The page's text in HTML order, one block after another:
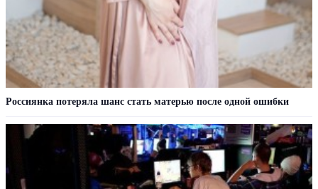
Россиянка потеряла шанс стать матерью после одной ошибки